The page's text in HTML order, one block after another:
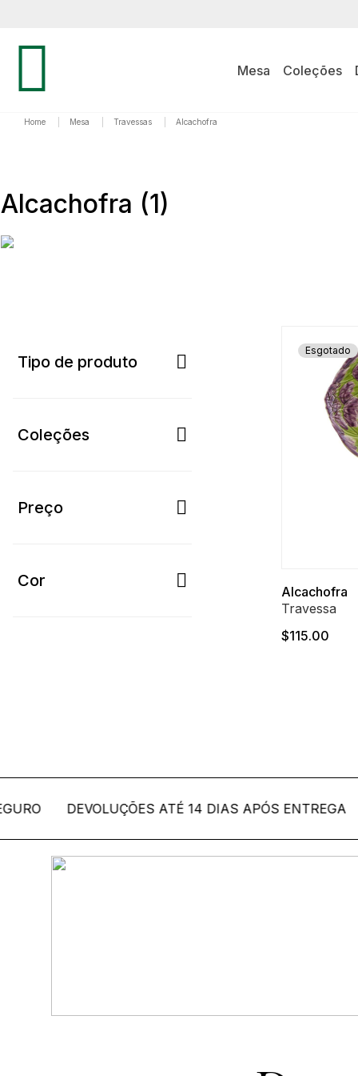
Mesa Coleções
Home Mesa Travessas Alcachofra
Alcachofra (1)
Tipo de produto
Coleções
Preço
Cor
Esgotado
Alcachofra
Travessa
$115.00
DEVOLUÇÕES ATÉ 14 DIAS APÓS ENTREGA